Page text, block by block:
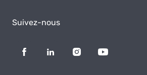
Suivez-nous